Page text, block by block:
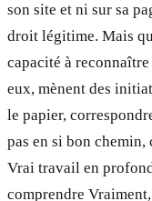
son site et ni sur sa
droit légitime. Mais
capacité à
eux, mènent des
le papier,
pas en si bon
Vrai travail en
comprendre